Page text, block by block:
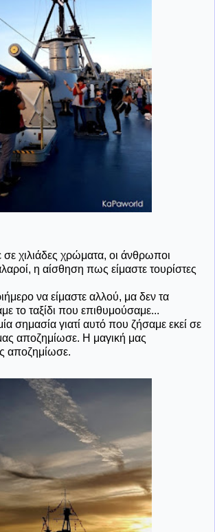
χιλιάδες χρώματα, οι άνθρωποι
η αίσθηση πως είμαστε τουρίστες
να είμαστε αλλού, μα δεν τα
το ταξίδι που επιθυμούσαμε...
σημασία γιατί αυτό που ζήσαμε εκεί σε
αποζημίωσε. Η μαγική μας
αποζημίωσε.